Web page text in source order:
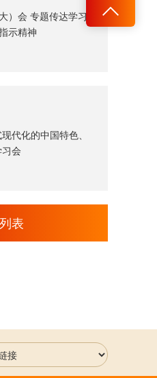
）会 专题传达学习
示精神
代化的中国特色、
会
表